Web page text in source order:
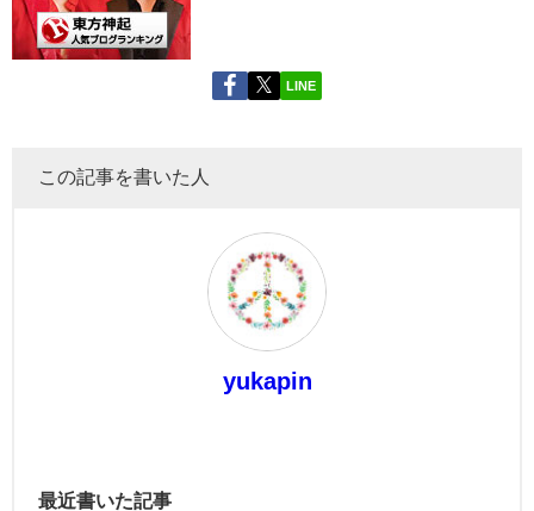
LINE
この記事を書いた人
yukapin
最近書いた記事